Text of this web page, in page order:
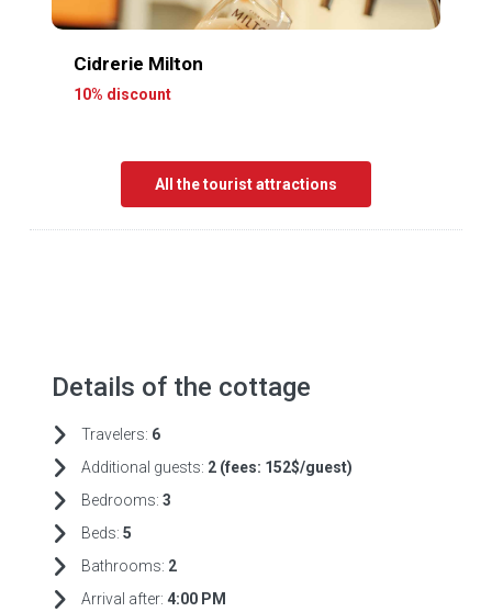
Cidrerie Milton
10% discount
All the tourist attractions
Details of the cottage
Travelers: 6
Additional guests: 2 (fees: 152$/guest)
Bedrooms: 3
Beds: 5
Bathrooms: 2
Arrival after: 4:00 PM